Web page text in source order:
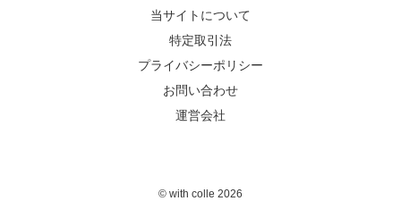
当サイトについて
特定取引法
プライバシーポリシー
お問い合わせ
運営会社
©︎ with colle 2026